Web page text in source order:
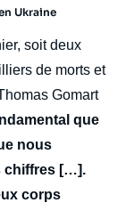
Ukraine
soit deux
de morts et
Gomart
que
nous
chiffres […].
corps